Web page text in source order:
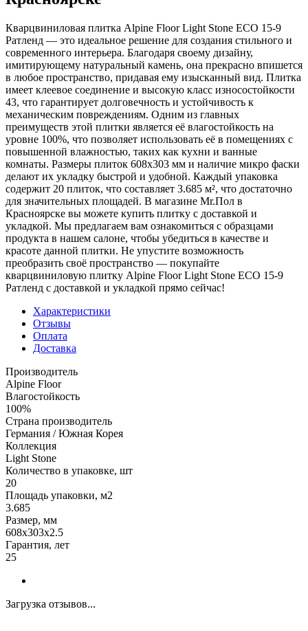
Кварцвиниловая плитка Alpine Floor Light Stone ECO 15-9
Ратленд — это идеальное решение для создания стильного и
современного интерьера. Благодаря своему дизайну,
имитирующему натуральный камень, она прекрасно впишется
в любое пространство, придавая ему изысканный вид. Плитка
имеет клеевое соединение и высокую класс износостойкости
43, что гарантирует долговечность и устойчивость к
механическим повреждениям. Одним из главных
преимуществ этой плитки является её влагостойкость на
уровне 100%, что позволяет использовать её в помещениях с
повышенной влажностью, таких как кухни и ванные
комнаты. Размеры плиток 608x303 мм и наличие микро фаски
делают их укладку быстрой и удобной. Каждый упаковка
содержит 20 плиток, что составляет 3.685 м², что достаточно
для значительных площадей. В магазине Mr.Пол в
Красноярске вы можете купить плитку с доставкой и
укладкой. Мы предлагаем вам ознакомиться с образцами
продукта в нашем салоне, чтобы убедиться в качестве и
красоте данной плитки. Не упустите возможность
преобразить своё пространство — покупайте
кварцвиниловую плитку Alpine Floor Light Stone ECO 15-9
Ратленд с доставкой и укладкой прямо сейчас!
Характеристики
Отзывы
Оплата
Доставка
Производитель
Alpine Floor
Влагостойкость
100%
Страна производитель
Германия / Южная Корея
Коллекция
Light Stone
Количество в упаковке, шт
20
Площадь упаковки, м2
3.685
Размер, мм
608x303x2.5
Гарантия, лет
25
Загрузка отзывов...